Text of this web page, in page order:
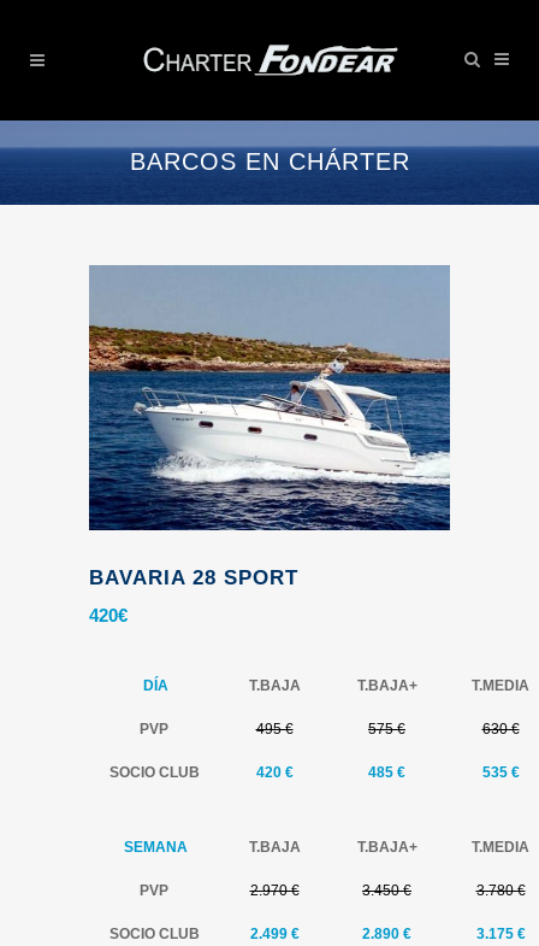
BARCOS EN CHÁRTER
BAVARIA 28 SPORT
420€
DÍA T.BAJA T.BAJA+ T.MEDIA
PVP 495 € 575 € 630 €
SOCIO CLUB 420 € 485 € 535€
SEMANA T.BAJA T.BAJA+ T.MEDIA
PVP 2.970 € 3.450 € 3.780 €
SOCIO CLUB 2.499 € 2.890 € 3.175€